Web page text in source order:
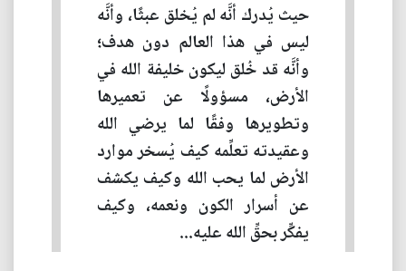
حيث يُدرك أنَّه لم يُخلق عبثًا، وأنَّه
ليس في هذا العالم دون هدف؛
وأنَّه قد خُلق ليكون خليفة الله في
الأرض، مسؤولًا عن تعميرها
وتطويرها وفقًا لما يرضي الله
وعقيدته تعلِّمه كيف يُسخر موارد
الأرض لما يحب الله وكيف يكشف
عن أسرار الكون ونعمه، وكيف
يفكِّر بحقِّ الله عليه...